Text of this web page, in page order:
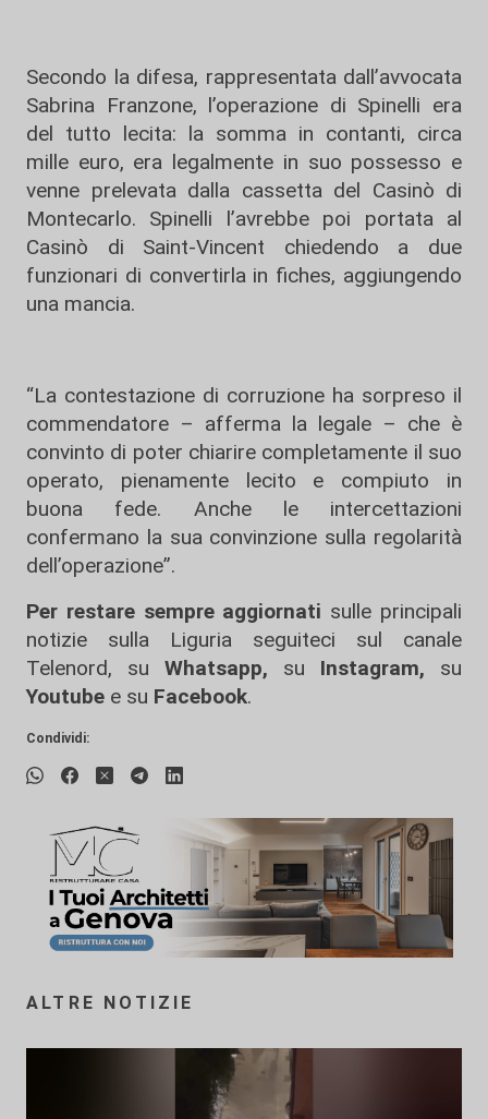
Secondo la difesa, rappresentata dall’avvocata
Sabrina Franzone, l’operazione di Spinelli era
del tutto lecita: la somma in contanti, circa
mille euro, era legalmente in suo possesso e
venne prelevata dalla cassetta del Casinò di
Montecarlo. Spinelli l’avrebbe poi portata al
Casinò di Saint-Vincent chiedendo a due
funzionari di convertirla in fiches, aggiungendo
una mancia.
“La contestazione di corruzione ha sorpreso il
commendatore – afferma la legale – che è
convinto di poter chiarire completamente il suo
operato, pienamente lecito e compiuto in
buona fede. Anche le intercettazioni
confermano la sua convinzione sulla regolarità
dell’operazione”.
Per restare sempre aggiornati sulle principali
notizie sulla Liguria seguiteci sul canale
Telenord, su
Whatsapp, su Instagram, su
Youtube e su Facebook.
Condividi:
ALTRE NOTIZIE